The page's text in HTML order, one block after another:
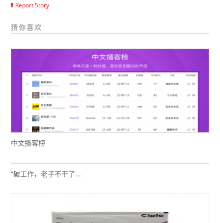
Report Story
猜你喜欢
中文播客榜
“破工作，老子不干了...